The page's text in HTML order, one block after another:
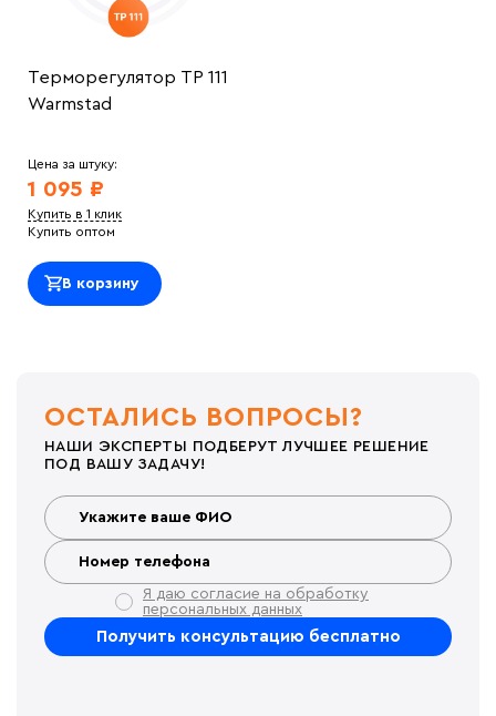
Терморегулятор ТР 111
Warmstad
Цена за штуку:
1 095 ₽
Купить в 1 клик
Купить оптом
В корзину
ОСТАЛИСЬ ВОПРОСЫ?
НАШИ ЭКСПЕРТЫ ПОДБЕРУТ ЛУЧШЕЕ РЕШЕНИЕ
ПОД ВАШУ ЗАДАЧУ!
Я даю согласие на обработку
персональных данных